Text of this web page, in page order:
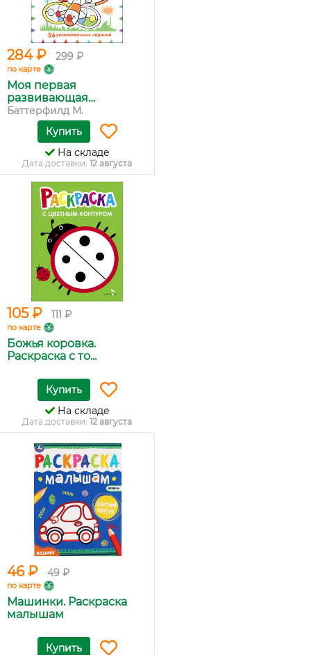
284 ₽ 299 ₽
по карте
Моя первая
развивающая
раскраска
Баттерфилд М.
Купить
На складе
Дата доставки: 12 августа
105 ₽ 111 ₽
по карте
Божья коровка.
Раскраска с то...
Купить
На складе
Дата доставки: 12 августа
46 ₽ 49 ₽
по карте
Машинки. Раскраска
малышам
Купить